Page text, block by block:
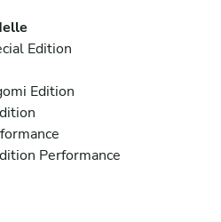
Edition
Edition
Performance